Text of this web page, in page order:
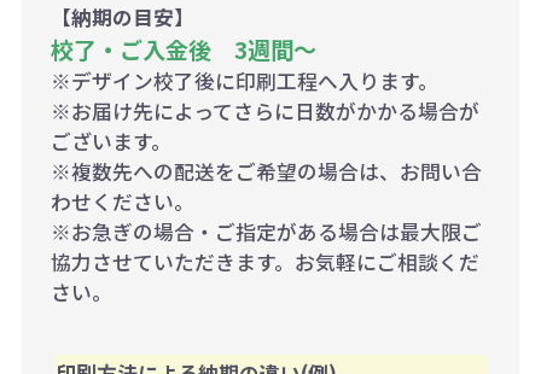
【納期の目安】
校了・ご入金後 3週間～
※デザイン校了後に印刷工程へ入ります。
※お届け先によってさらに日数がかかる場合が
ございます。
※複数先への配送をご希望の場合は、お問い合
わせください。
※お急ぎの場合・ご指定がある場合は最大限ご
協力させていただきます。お気軽にご相談くだ
さい。